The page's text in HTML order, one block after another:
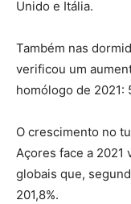
Unido e Itália.
Também nas
verificou um
homólogo de 2021:
O crescimento no
Açores face a
globais que,
201,8%.